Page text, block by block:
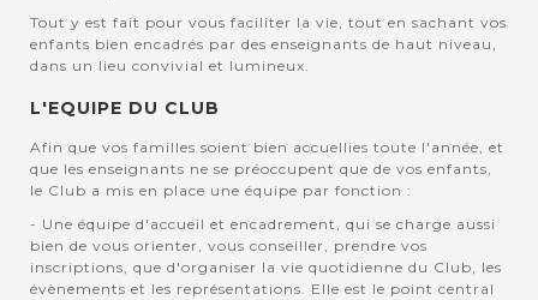
Tout y est fait pour vous faciliter la vie, tout en sachant vos
enfants bien encadrés par des enseignants de haut niveau,
dans un lieu convivial et lumineux.
L'EQUIPE DU CLUB
Afin que vos familles soient bien accuellies toute l'année, et
que les enseignants ne se préoccupent que de vos enfants,
le Club a mis en place une équipe par fonction :
- Une équipe d'accueil et encadrement, qui se charge aussi
bien de vous orienter, vous conseiller, prendre vos
inscriptions, que d'organiser la vie quotidienne du Club, les
évènements et les représentations. Elle est le point central